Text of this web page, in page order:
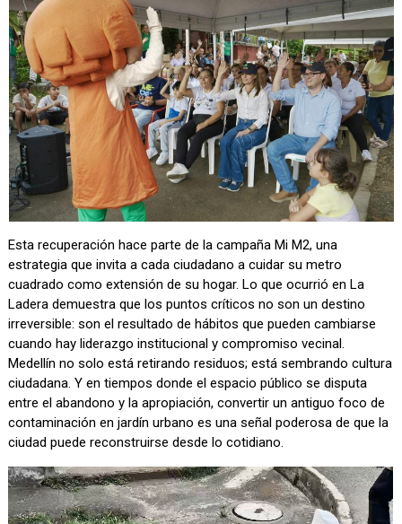
Esta recuperación hace parte de la campaña Mi M2, una
estrategia que invita a cada ciudadano a cuidar su metro
cuadrado como extensión de su hogar. Lo que ocurrió en La
Ladera demuestra que los puntos críticos no son un destino
irreversible: son el resultado de hábitos que pueden cambiarse
cuando hay liderazgo institucional y compromiso vecinal.
Medellín no solo está retirando residuos; está sembrando cultura
ciudadana. Y en tiempos donde el espacio público se disputa
entre el abandono y la apropiación, convertir un antiguo foco de
contaminación en jardín urbano es una señal poderosa de que la
ciudad puede reconstruirse desde lo cotidiano.